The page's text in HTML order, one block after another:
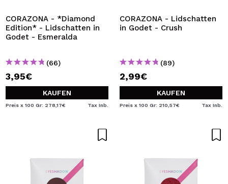
CORAZONA - *Diamond
Edition* - Lidschatten in
Godet - Esmeralda
(66)
3,95€
KAUFEN
Preis x 100 Gr: 278,17€ Tax Inb.
CORAZONA - Lidschatten
in Godet - Crush
(89)
2,99€
KAUFEN
Preis x 100 Gr: 210,57€ Tax Inb.